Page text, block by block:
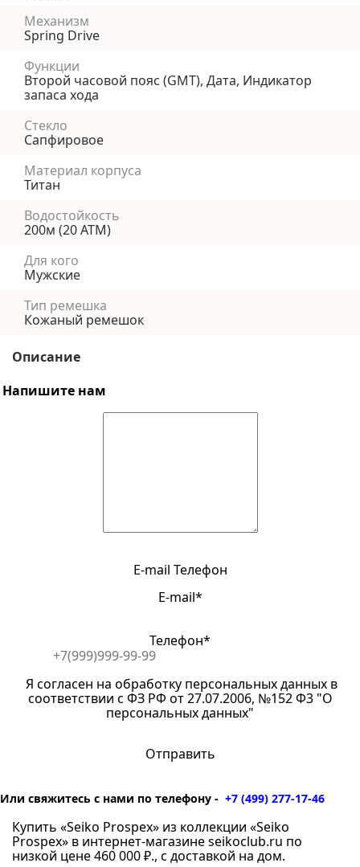
Механизм
Spring Drive
Функции
Второй часовой пояс (GMT), Дата, Индикатор
запаса хода
Стекло
Сапфировое
Материал корпуса
Титан
Водостойкость
200м (20 АТМ)
Для кого
Мужские
Тип ремешка
Кожаный ремешок
Описание
Напишите нам
E-mail Телефон
E-mail*
Телефон*
Я согласен на обработку персональных данных в
соответствии с ФЗ РФ от 27.07.2006, №152 Ф3 "О
персональных данных"
Или свяжитесь с нами по телефону - +7 (499) 277-17-46
Купить «Seiko Prospex» из коллекции «Seiko
Prospex» в интернет-магазине seikoclub.ru по
низкой цене 460 000 ₽., с доставкой на дом.